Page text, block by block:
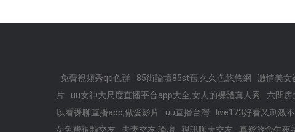
免費視頻秀qq色群 85街論壇85st舊,久久色悠悠網 激情美女
片
uu女神大尺度直播平台app大全,女人的裸體真人秀 六間房
以看裸聊直播app,做愛影片
uu直播台灣 live173好看又刺激
女免費視頻交友
夫妻交友 論壇 視訊聊天交友 真愛旅舍午夜